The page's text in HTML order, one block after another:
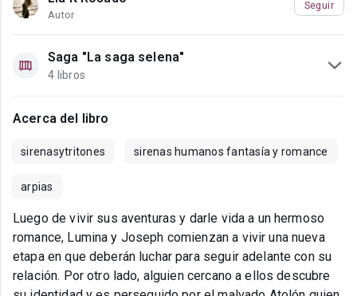
Autor
Seguir
Saga "La saga selena"
4 libros
Acerca del libro
sirenasytritones sirenas humanos fantasía y romance
arpias
Luego de vivir sus aventuras y darle vida a un hermoso
romance, Lumina y Joseph comienzan a vivir una nueva
etapa en que deberán luchar para seguir adelante con su
relación. Por otro lado, alguien cercano a ellos descubre